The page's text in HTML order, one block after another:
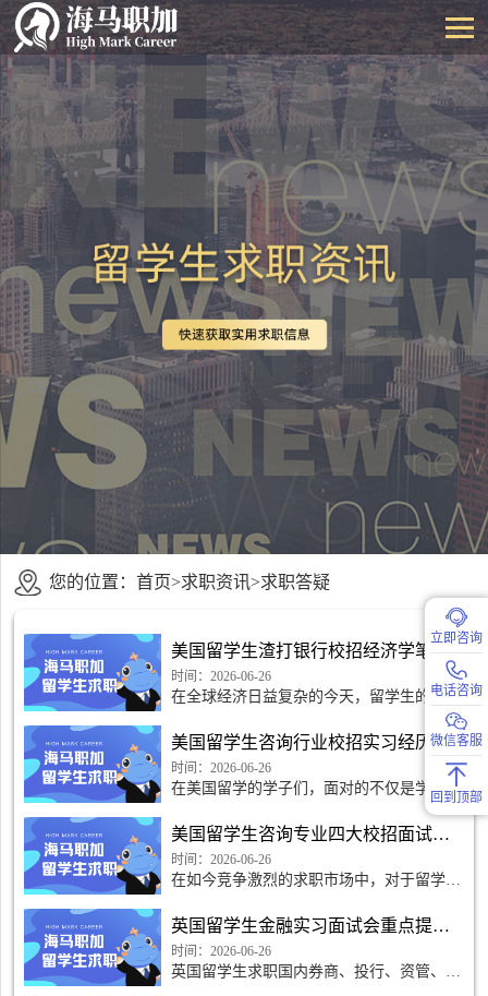
您的位置： 首页>求职资讯>求职答疑
美国留学生渣打银行校招经济学笔试复习重点在哪里
时间：2026-06-26
在全球经济日益复杂的今天，留学生的就业
竞争愈发激烈。在这样的背景下，渣打银行
作为一家知名的国际银行，成为了许多留学
生心目中的热门选
美国留学生咨询行业校招实习经历怎么筛选
时间：2026-06-26
在美国留学的学子们，面对的不仅是学业的
挑战，还有来自职业发展的压力。尤其在咨
询行业，由于竞争激烈，想要在校招中脱颖
而出，实习经历无
美国留学生咨询专业四大校招面试通过率是多少
时间：2026-06-26
在如今竞争激烈的求职市场中，对于留学生
的职业发展。尤其是美国的留学生群体，在
面对诸多挑战时，
英国留学生金融实习面试会重点提问哪些
时间：2026-06-26
英国留学生求职国内券商、投行、资管、咨
立即咨询
电话咨询
微信客服
回到顶部